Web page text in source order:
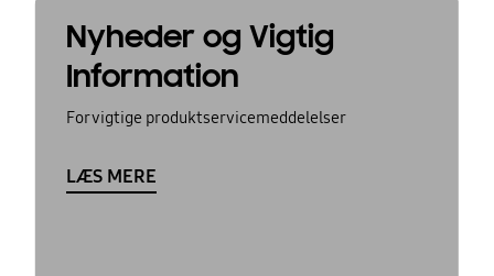
Nyheder og Vigtig
Information
For vigtige produktservicemeddelelser
LÆS MERE